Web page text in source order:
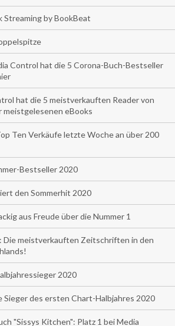
Streaming by BookBeat
Control hat die 5 Corona-Buch-Bestseller
hat die 5 meistverkauften Reader von
meistgelesenen eBooks
Ten Verkäufe letzte Woche an über 200
Bestseller 2020
den Sommerhit 2020
aus Freude über die Nummer 1
Die meistverkauften Zeitschriften in den
2020
Sieger des ersten Chart-Halbjahres 2020
"Sissys Kitchen": Platz 1 bei Media